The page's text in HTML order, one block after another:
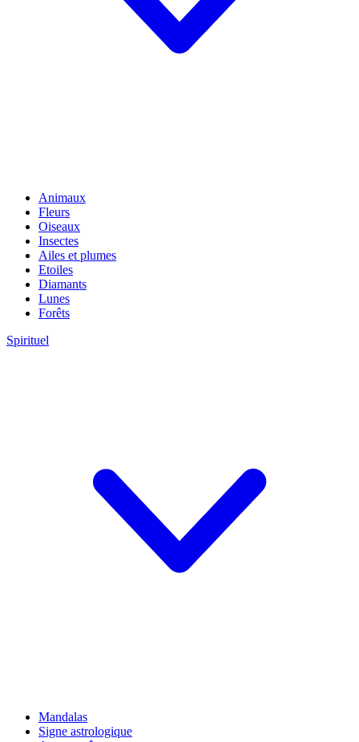
Animaux
Fleurs
Oiseaux
Insectes
Ailes et plumes
Etoiles
Diamants
Lunes
Forêts
Spirituel
Mandalas
Signe astrologique